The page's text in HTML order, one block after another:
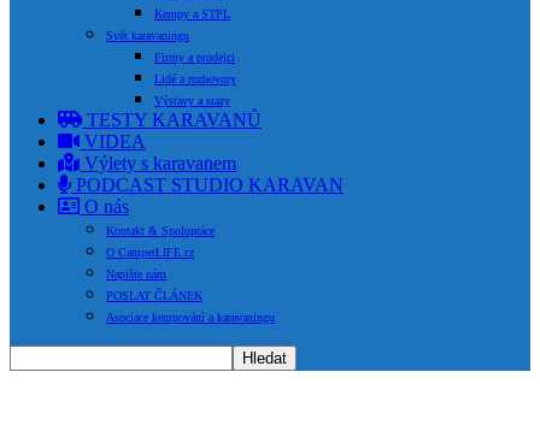
Kempy a STPL
Svět karavaningu
Firmy a prodejci
Lidé a rozhovory
Výstavy a srazy
TESTY KARAVANŮ
VIDEA
Výlety s karavanem
PODCAST STUDIO KARAVAN
O nás
Kontakt & Spolupráce
O CamperLIFE.cz
Napište nám
POSLAT ČLÁNEK
Asociace kempování a karavaningu